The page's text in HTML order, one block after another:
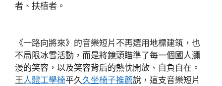
者、扶植者。
《一路向將來》的音樂短片不再選用地標建筑，也
不局限冰雪活動，而是將鏡頭瞄準了每一個國人瀰
漫的笑容，以及笑容背后的熱忱開放、自負自在。
王人體工學椅平久久坐椅子推薦說，這支音樂短片